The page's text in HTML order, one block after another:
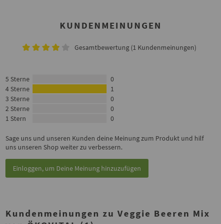
KUNDENMEINUNGEN
Gesamtbewertung (1 Kundenmeinungen)
5 Sterne
0
4 Sterne
1
3 Sterne
0
2 Sterne
0
1 Stern
0
Sage uns und unseren Kunden deine Meinung zum Produkt und hilf
uns unseren Shop weiter zu verbessern.
Einloggen, um Deine Meinung hinzuzufügen
Kundenmeinungen zu Veggie Beeren Mix